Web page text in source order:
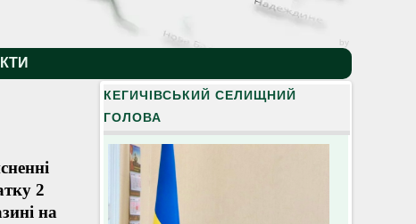
by
КЕГИЧІВСЬКИЙ СЕЛИЩНИЙ
ГОЛОВА
2
на